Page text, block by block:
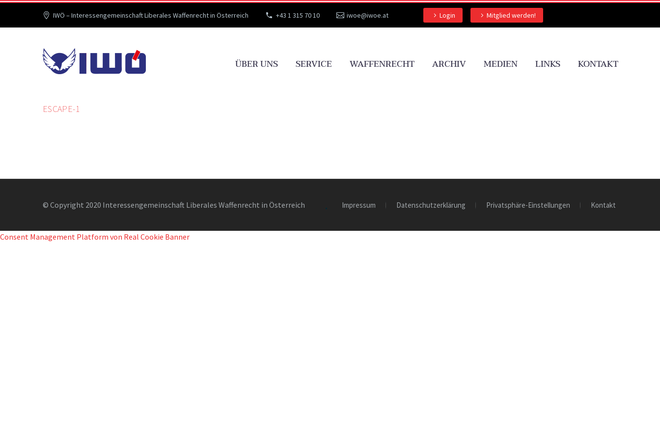
IWÖ – Interessengemeinschaft Liberales Waffenrecht in Österreich +43 1 315 70 10 iwoe@iwoe.at Login Mitglied werden!
ÜBER UNS SERVICE WAFFENRECHT ARCHIV MEDIEN LINKS KONTAKT
ESCAPE-1
© Copyright 2020 Interessengemeinschaft Liberales Waffenrecht in Österreich Impressum Datenschutzerklärung Privatsphäre-Einstellungen Kontakt
Consent Management Platform von Real Cookie Banner